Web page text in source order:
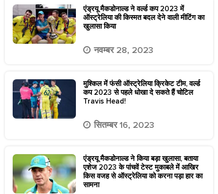
एंड्रयू मैकडोनाल्ड ने वर्ल्ड कप 2023 में
ऑस्ट्रेलिया की किस्मत बदल देने वाली मीटिंग का
खुलासा किया
नवम्बर 28, 2023
मुश्किल में फंसी ऑस्ट्रेलिया क्रिकेट टीम, वर्ल्ड
कप 2023 से पहले धोखा दे सकते हैं चोटिल
Travis Head!
सितम्बर 16, 2023
एंड्रयू मैकडोनाल्ड ने किया बड़ा खुलासा, बताया
एशेज 2023 के पांचवें टेस्ट मुकाबले में आखिर
किस वजह से ऑस्ट्रेलिया को करना पड़ा हार का
सामना